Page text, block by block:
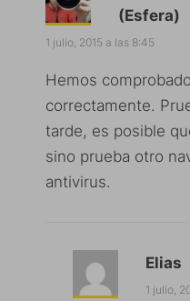
(Esfera)
1 julio, 2015 a las 8:45
Hemos
correctamente.
tarde, es posible
sino prueba otro
antivirus.
Elias
1 julio,